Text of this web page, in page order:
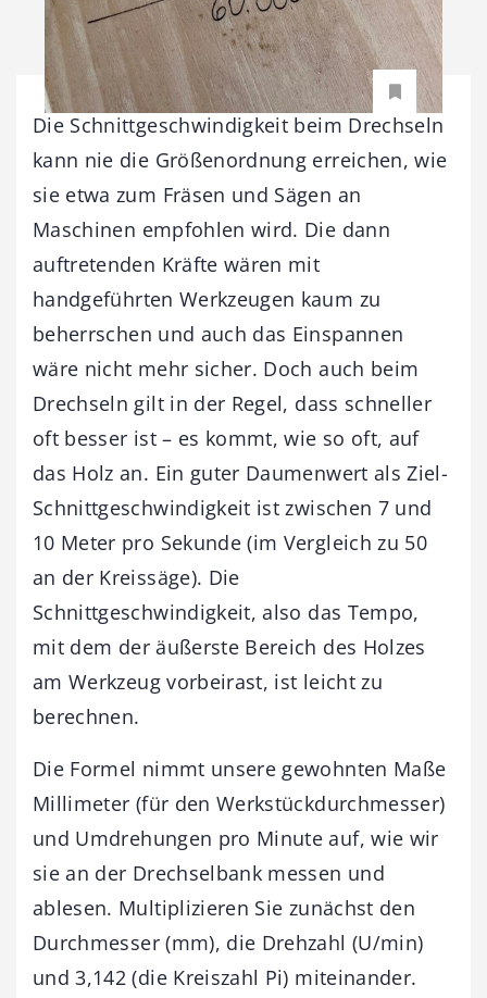
Die Schnittgeschwindigkeit beim Drechseln
kann nie die Größenordnung erreichen, wie
sie etwa zum Fräsen und Sägen an
Maschinen empfohlen wird. Die dann
auftretenden Kräfte wären mit
handgeführten Werkzeugen kaum zu
beherrschen und auch das Einspannen
wäre nicht mehr sicher. Doch auch beim
Drechseln gilt in der Regel, dass schneller
oft besser ist – es kommt, wie so oft, auf
das Holz an. Ein guter Daumenwert als Ziel-
Schnittgeschwindigkeit ist zwischen 7 und
10 Meter pro Sekunde (im Vergleich zu 50
an der Kreissäge). Die
Schnittgeschwindigkeit, also das Tempo,
mit dem der äußerste Bereich des Holzes
am Werkzeug vorbeirast, ist leicht zu
berechnen.
Die Formel nimmt unsere gewohnten Maße
Millimeter (für den Werkstückdurchmesser)
und Umdrehungen pro Minute auf, wie wir
sie an der Drechselbank messen und
ablesen. Multiplizieren Sie zunächst den
Durchmesser (mm), die Drehzahl (U/min)
und 3,142 (die Kreiszahl Pi) miteinander.